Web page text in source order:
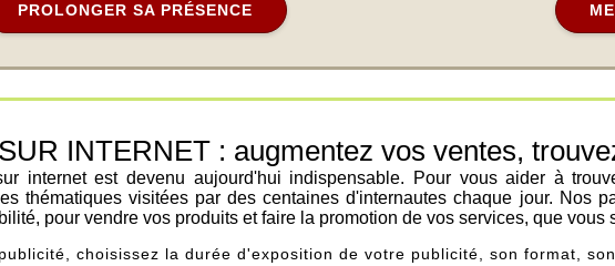
PROLONGER SA PRÉSENCE
INTERNET : augmentez vos ventes,
internet est devenu aujourd'hui indispensable. Pour vous aider à
thématiques visitées par des centaines d'internautes chaque jour. Nos
pour vendre vos produits et faire la promotion de vos services, que
choisissez la durée d'exposition de votre publicité, son format,